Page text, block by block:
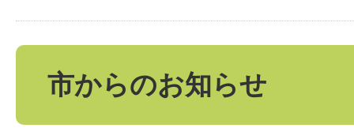
市からのお知らせ